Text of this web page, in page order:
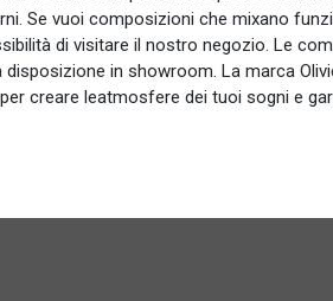
Se vuoi composizioni che mixano
di visitare il nostro negozio. Le
disposizione in showroom. La marca
creare leatmosfere dei tuoi sogni e